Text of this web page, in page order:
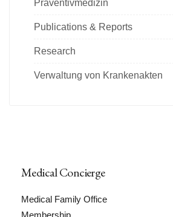
Präventivmedizin
Publications & Reports
Research
Verwaltung von Krankenakten
Medical Concierge
Medical Family Office
Membership